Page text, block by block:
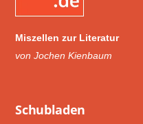
Miszellen zur Literatur
von Jochen Kienbaum
Schub­laden